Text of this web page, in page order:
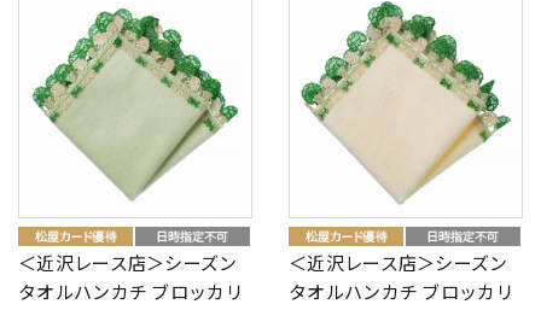
＜近沢レース店＞シーズン
タオルハンカチ ブロッカリ
＜近沢レース店＞シーズン
タオルハンカチ ブロッカリ